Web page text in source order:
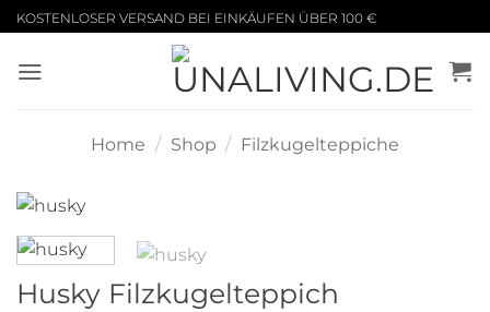
Zum
Inhalt
springen
KOSTENLOSER VERSAND BEI EINKÄUFEN ÜBER 100 €
Home / Shop / Filzkugelteppiche
Husky Filzkugelteppich